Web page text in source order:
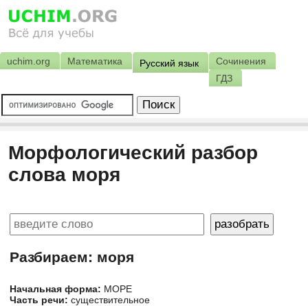
uchim.org Математика Русский язык
Сочинения
ГДЗ
Морфологический разбор
слова моря
Разбираем: моря
Начальная форма: МОРЕ
Часть речи: существительное